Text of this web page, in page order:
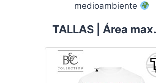
medioambiente
TALLAS | Área max.